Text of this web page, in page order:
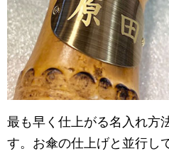
最も早く仕上がる名入れ方
す。お傘の仕上げと並行し